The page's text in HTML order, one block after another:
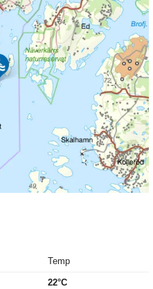
Temp
22°C